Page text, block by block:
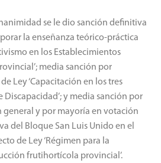
se le dio sanción definitiva
la enseñanza teórico-práctica
en los Establecimientos
media sanción por
Ley ‘Capacitación en los tres
Discapacidad’; y media sanción por
y por mayoría en votación
del Bloque San Luis Unido en el